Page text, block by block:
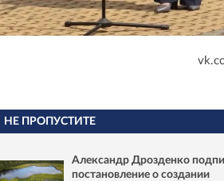
НЕ ПРОПУСТИТЕ
Александр Дрозденко
постановление о создании